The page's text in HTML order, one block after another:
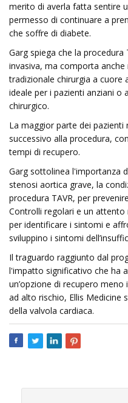
merito di averla fatta sentire
permesso di continuare a
che soffre di diabete.
Garg spiega che la
invasiva, ma comporta
tradizionale chirurgia a cuore
ideale per i pazienti anziani o
chirurgico.
La maggior parte dei
successivo alla procedura,
tempi di recupero.
Garg sottolinea l'importanza
stenosi aortica grave, la
procedura TAVR, per
Controlli regolari e un
per identificare i sintomi e
sviluppino i sintomi
Il traguardo raggiunto dal
l'impatto significativo che ha
un’opzione di recupero
ad alto rischio, Ellis Medicine
della valvola cardiaca.